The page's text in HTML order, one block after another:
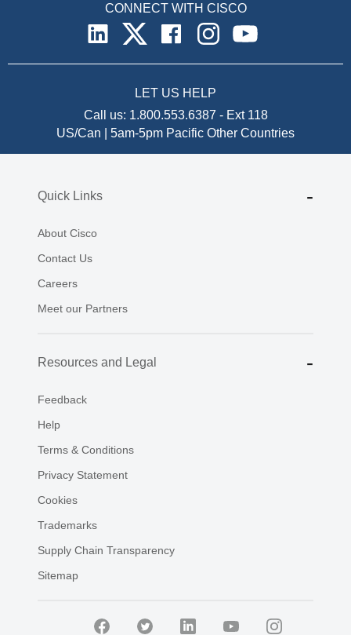
CONNECT WITH CISCO
LET US HELP
Call us: 1.800.553.6387 - Ext 118
US/Can | 5am-5pm Pacific Other Countries